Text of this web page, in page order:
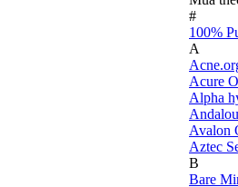
#
100%
A
Acure
Alpha
Avalon
Aztec
B
Bare